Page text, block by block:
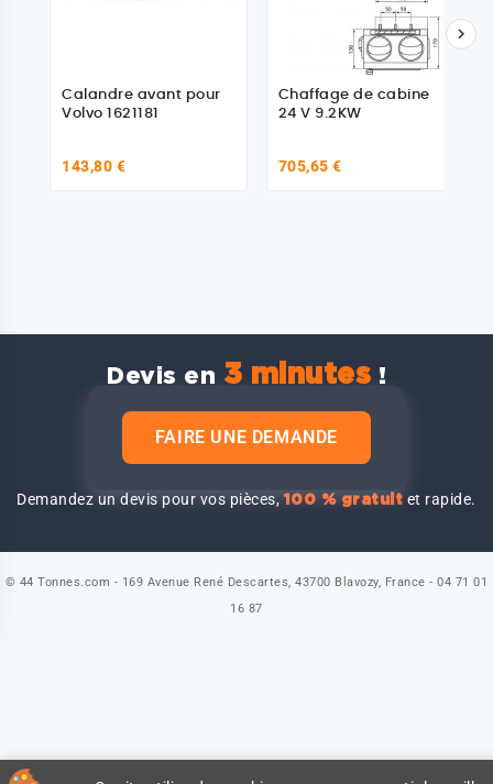
Calandre avant pour
Volvo 1621181
143,80 €
Chaffage de cabine
24 V 9.2KW
705,65 €

Devis en 3 minutes !
FAIRE UNE DEMANDE
Demandez un devis pour vos pièces,100 % gratuit et rapide.
© 44 Tonnes.com - 169 Avenue René Descartes, 43700 Blavozy, France - 04 71 01
16 87